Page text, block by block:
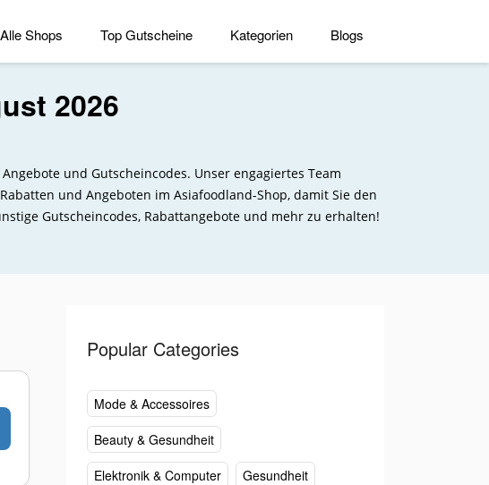
Alle Shops Top Gutscheine Kategorien Blogs
2026
und Gutscheincodes. Unser engagiertes Team
und Angeboten im Asiafoodland-Shop, damit Sie den
Gutscheincodes, Rabattangebote und mehr zu erhalten!
Popular Categories
Mode & Accessoires
Beauty & Gesundheit
Elektronik & Computer
Gesundheit